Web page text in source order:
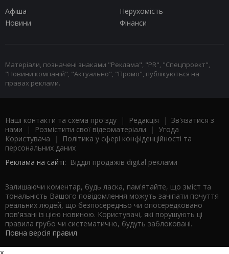
Афіша
Нерухомість
Новини
Фінанси
Матеріали, позначені знаками "Реклама", "PR", "Спецпроект",
"Новини компаній", "Актуально", "Промо", публікуються на
правах реклами.
Наші контакти та схема проїзду | Редакція | Зв'язатися з
нами | Розмістити свої відеоматеріали | Угода
Користувача |
Політика у сфері конфіденційності та
персональних даних
Реклама на сайті: Відділ продажів digital реклами
Залишаючи коментар, будь ласка, пам'ятайте, що зміст та
тональність Вашого повідомлення можуть зачіпати почуття
реальних людей, що безпосередньо чи опосередковано
пов'язані із цією новиною. Користувачі, які порушують ці
правила грубо чи систематично, будуть заблоковані.
Повна версія правил
x